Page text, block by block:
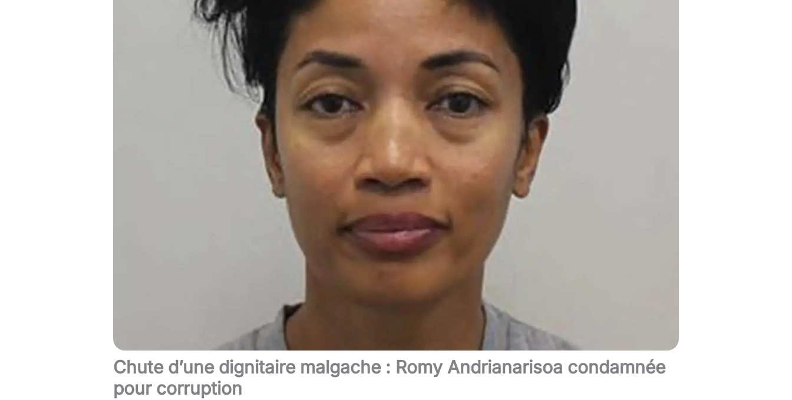
Chute d’une dignitaire malgache : Romy Andrianarisoa condamnée
pour corruption